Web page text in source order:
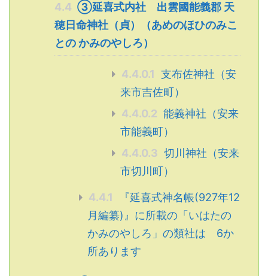
4.4 ③延喜式内社 出雲國能義郡 天
穂日命神社（貞）（あめのほひのみこ
との かみのやしろ）
4.4.0.1
支布佐神社（安
来市吉佐町）
4.4.0.2 能義神社（安来
市能義町）
4.4.0.3 切川神社（安来
市切川町）
4.4.1
『延喜式神名帳(927年12
月編纂)』に所載の「いはたの
かみのやしろ」の類社は 6か
所あります